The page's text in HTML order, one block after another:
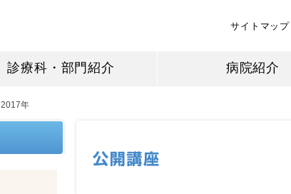
サイトマップ
診療科・部門紹介 病院紹介
2017年